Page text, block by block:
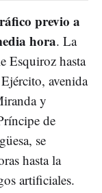
previo a
hora. La
Esquiroz hasta
avenida
y
de
se
hasta la
artificiales.